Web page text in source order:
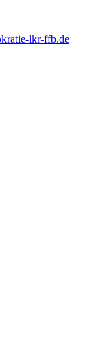
lkr-ffb.de